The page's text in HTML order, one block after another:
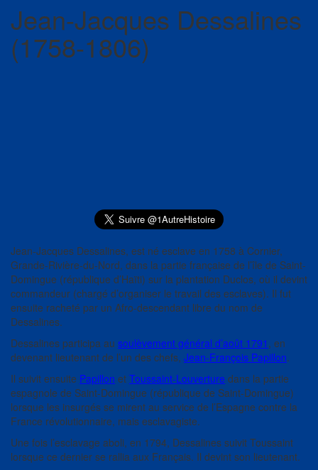
Jean-Jacques Dessalines
(1758-1806)
Jean-Jacques Dessalines, est né esclave en 1758 à Cornier,
Grande-Rivière-du-Nord, dans la partie française de l’île de Saint-
Domingue (république d’Haïti) sur la plantation Duclos, où il devint
commandeur (chargé d’organiser le travail des esclaves). Il fut
ensuite racheté par un Afro-descendant libre du nom de
Dessalines.
Dessalines participa au soulèvement général d’août 1791 , en
devenant lieutenant de l’un des chefs, Jean-François Papillon.
Il suivit ensuite Papillon et Toussaint-Louverture dans la partie
espagnole de Saint-Domingue (république de Saint-Domingue)
lorsque les insurgés se mirent au service de l’Espagne contre la
France révolutionnaire, mais esclavagiste.
Une fois l’esclavage aboli, en 1794, Dessalines suivit Toussaint
lorsque ce dernier se rallia aux Français. Il devint son lieutenant.